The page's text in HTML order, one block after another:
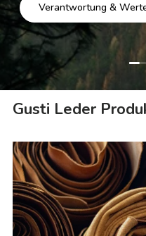
Verantwortung &
Gusti Leder